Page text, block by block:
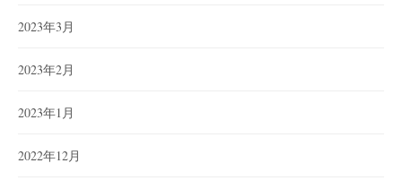
2023年3月
2023年2月
2023年1月
2022年12月